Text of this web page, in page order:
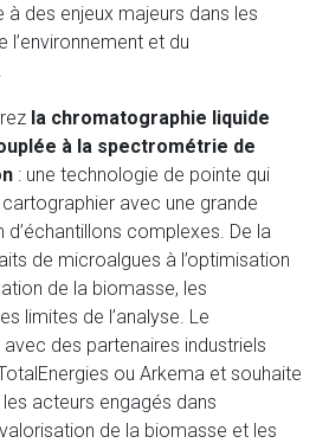
des enjeux majeurs dans les
l’environnement et du
la chromatographie liquide
à la spectrométrie de
: une technologie de pointe qui
avec une grande
complexes. De la
de microalgues à l’optimisation
de la biomasse, les
limites de l’analyse. Le
des partenaires industriels
ou Arkema et souhaite
acteurs engagés dans
de la biomasse et les